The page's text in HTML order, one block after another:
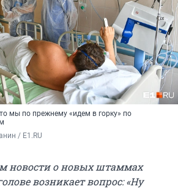
мы по прежнему «идем в горку» по
/ E1.RU
новости о новых штаммах
возникает вопрос: «Ну